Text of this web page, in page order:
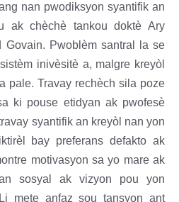
nan pwodiksyon syantifik an
ak chèchè tankou doktè Ary
Govain. Pwoblèm santral la se
inivèsitè a, malgre kreyòl
pale. Travay rechèch sila poze
ki pouse etidyan ak pwofesè
syantifik an kreyòl nan yon
bay preferans defakto ak
motivasyon sa yo mare ak
sosyal ak vizyon pou yon
mete anfaz sou tansyon ant